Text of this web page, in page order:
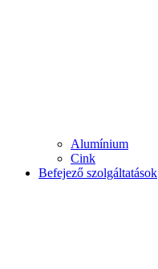
Alumínium
Cink
Befejező szolgáltatások